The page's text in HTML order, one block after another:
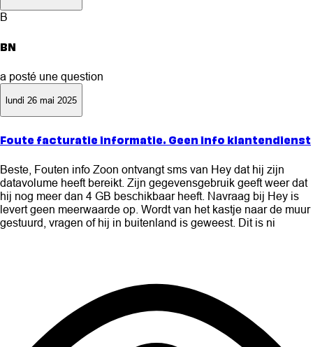
B
BN
a posté une question
lundi 26 mai 2025
Foute facturatie informatie. Geen info klantendienst
Beste, Fouten info Zoon ontvangt sms van Hey dat hij zijn
datavolume heeft bereikt. Zijn gegevensgebruik geeft weer dat
hij nog meer dan 4 GB beschikbaar heeft. Navraag bij Hey is
levert geen meerwaarde op. Wordt van het kastje naar de muur
gestuurd, vragen of hij in buitenland is geweest. Dit is ni